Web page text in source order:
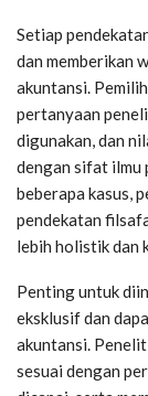
Setiap
dan memberikan
akuntansi.
pertanyaan
digunakan, dan
dengan sifat ilmu
beberapa kasus,
pendekatan
lebih holistik dan
Penting untuk
eksklusif dan
akuntansi.
sesuai dengan